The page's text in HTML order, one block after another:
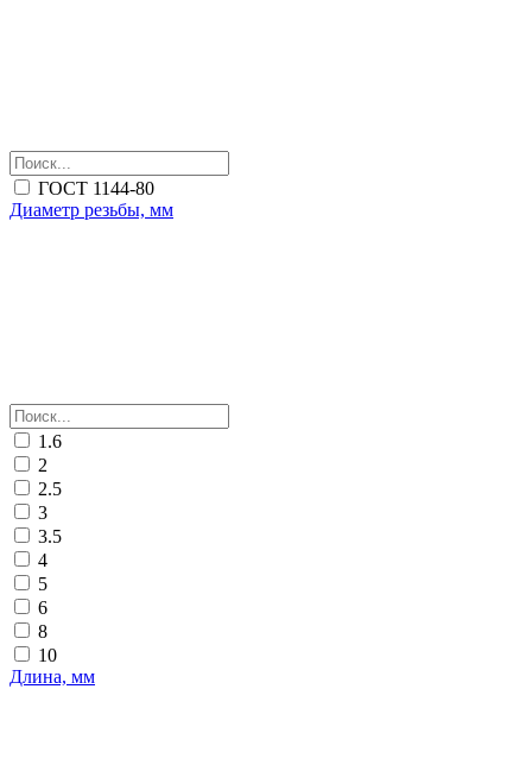
ГОСТ 1144-80
Диаметр резьбы, мм
1.6
2
2.5
3
3.5
4
5
6
8
10
Длина, мм